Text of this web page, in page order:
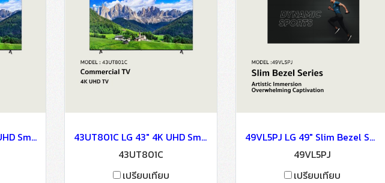
50UT801C LG 50" 4K UHD Smart TV
43UT801C LG 43" 4K UHD Smart TV
43UT801C
เปรียบเทียบ
49VL5PJ LG 49" Slim Bezel Series OLED Signage Information Display
49VL5PJ
เปรียบเทียบ